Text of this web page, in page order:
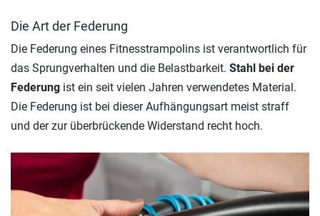
Die Art der Federung
Die Federung eines Fitnesstrampolins ist verantwortlich für
das Sprungverhalten und die Belastbarkeit. Stahl bei der
Federung ist ein seit vielen Jahren verwendetes Material.
Die Federung ist bei dieser Aufhängungsart meist straff
und der zur überbrückende Widerstand recht hoch.